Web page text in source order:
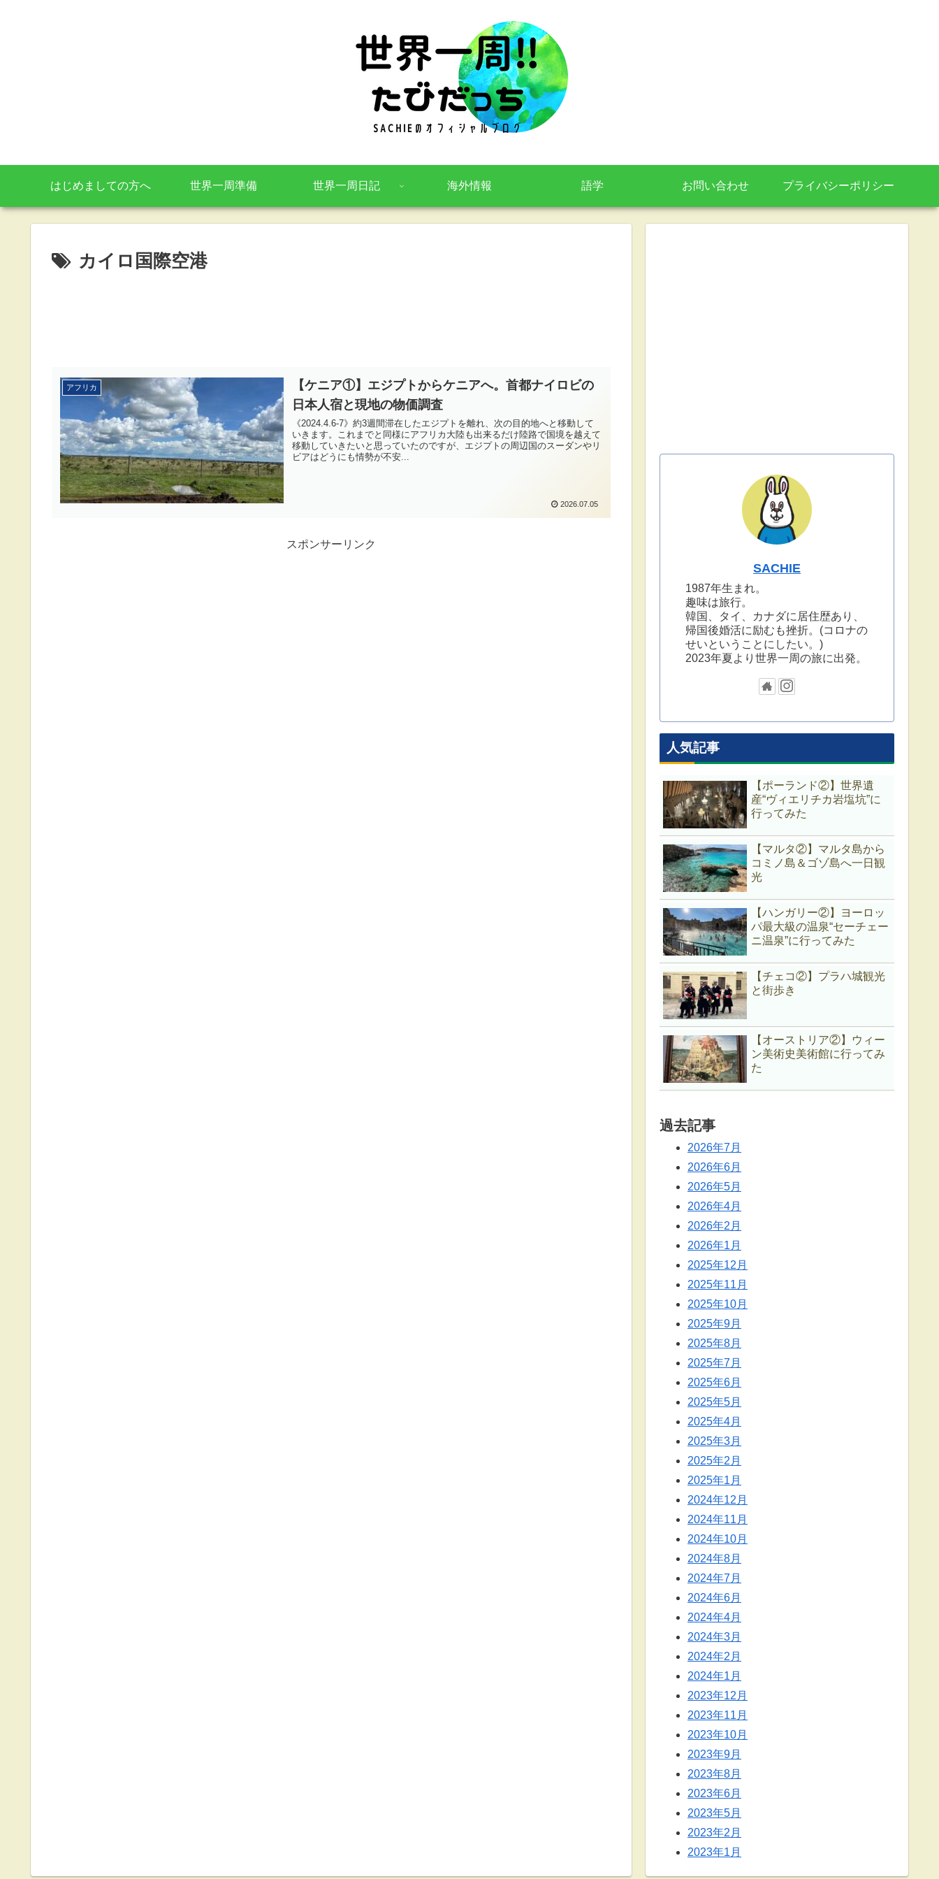
はじめましての方へ 世界一周準備 世界一周日記 海外情報 語学 お問い合わせ プライバシーポリシー
カイロ国際空港
アフリカ
【ケニア①】エジプトからケニアへ。首都ナイロビの
日本人宿と現地の物価調査
《2024.4.6-7》約3週間滞在したエジプトを離れ、次の目的地へと移動して
いきます。これまでと同様にアフリカ大陸も出来るだけ陸路で国境を越えて
移動していきたいと思っていたのですが、エジプトの周辺国のスーダンやリ
ビアはどうにも情勢が不安...
2026.07.05
スポンサーリンク
SACHIE
1987年生まれ。
趣味は旅行。
韓国、タイ、カナダに居住歴あり、
帰国後婚活に励むも挫折。(コロナの
せいということにしたい。)
2023年夏より世界一周の旅に出発。
人気記事
【ポーランド②】世界遺
産“ヴィエリチカ岩塩坑”に
行ってみた
【マルタ②】マルタ島から
コミノ島＆ゴゾ島へ一日観
光
【ハンガリー②】ヨーロッ
パ最大級の温泉“セーチェー
ニ温泉”に行ってみた
【チェコ②】プラハ城観光
と街歩き
【オーストリア②】ウィー
ン美術史美術館に行ってみ
た
過去記事
2026年7月
2026年6月
2026年5月
2026年4月
2026年2月
2026年1月
2025年12月
2025年11月
2025年10月
2025年9月
2025年8月
2025年7月
2025年6月
2025年5月
2025年4月
2025年3月
2025年2月
2025年1月
2024年12月
2024年11月
2024年10月
2024年8月
2024年7月
2024年6月
2024年4月
2024年3月
2024年2月
2024年1月
2023年12月
2023年11月
2023年10月
2023年9月
2023年8月
2023年6月
2023年5月
2023年2月
2023年1月